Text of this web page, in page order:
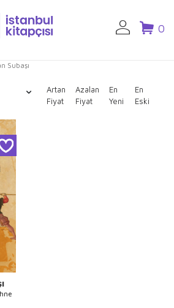
0
Subaşı
Artan
Fiyat
Azalan
Fiyat
En
Yeni
En
Eski